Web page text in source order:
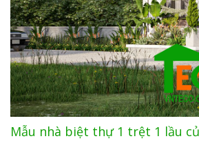
Mẫu nhà biệt thự 1 trệt 1 lầu